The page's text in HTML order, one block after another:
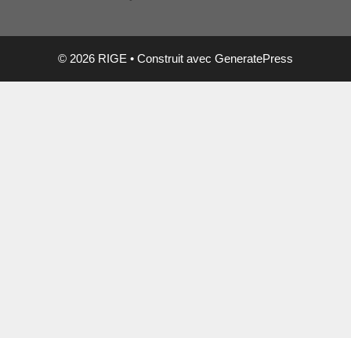
© 2026 RIGE • Construit avec GeneratePress